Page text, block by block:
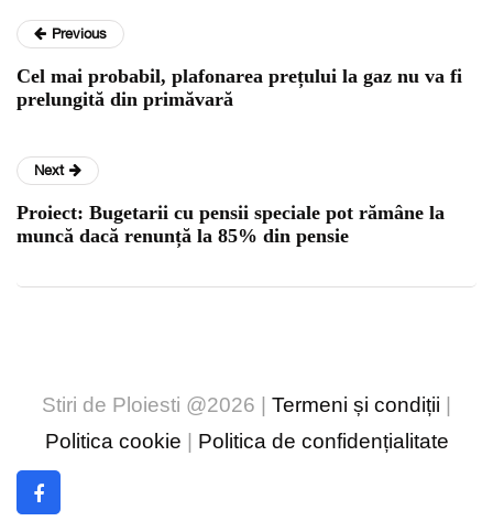
Previous
Cel mai probabil, plafonarea prețului la gaz nu va fi
prelungită din primăvară
Next
Proiect: Bugetarii cu pensii speciale pot rămâne la
muncă dacă renunță la 85% din pensie
Stiri de Ploiesti @2026 | Termeni și condiții
Politica cookie
Politica de confidențialitate